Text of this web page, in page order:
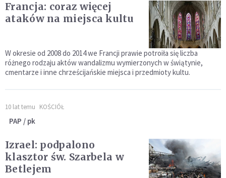
Francja: coraz więcej
ataków na miejsca kultu
W okresie od 2008 do 2014 we Francji prawie potroiła się liczba
różnego rodzaju aktów wandalizmu wymierzonych w świątynie,
cmentarze i inne chrześcijańskie miejsca i przedmioty kultu.
10 lat temu KOŚCIÓŁ
PAP / pk
Izrael: podpalono
klasztor św. Szarbela w
Betlejem